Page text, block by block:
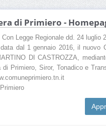
di Primiero -
Legge Regionale dd. 24 luglio
dal 1 gennaio 2016, il nuovo
DI CASTROZZA,
di Primiero, Siror, Tonadico e